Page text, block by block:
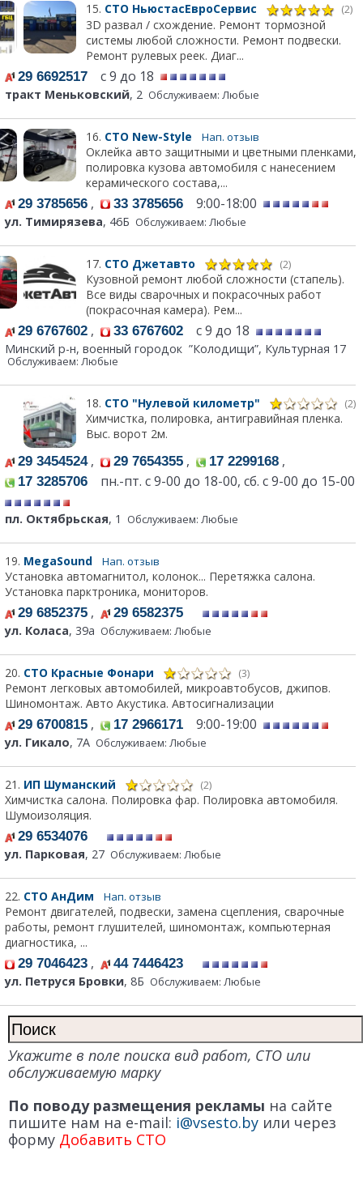
15. СТО НьюстасЕвроСервис (2)
3D развал / схождение. Ремонт тормозной
системы любой сложности. Ремонт подвески.
Ремонт рулевых реек. Диаг...
29 6692517 с 9 до 18
тракт Меньковский, 2 Обслуживаем: Любые
16. СТО New-Style Нап. отзыв
Оклейка авто защитными и цветными пленками,
полировка кузова автомобиля с нанесением
керамического состава,...
29 3785656 , 33 3785656 9:00-18:00
ул. Тимирязева, 46Б Обслуживаем: Любые
17. СТО Джетавто (2)
Кузовной ремонт любой сложности (стапель).
Все виды сварочных и покрасочных работ
(покрасочная камера). Рем...
29 6767602 , 33 6767602 с 9 до 18
Минский р-н, военный городок ”Колодищи”, Культурная 17
Обслуживаем: Любые
18. СТО "Нулевой километр" (2)
Химчистка, полировка, антигравийная пленка.
Выс. ворот 2м.
29 3454524, 29 7654355 , 17 2299168 ,
17 3285706 пн.-пт. с 9-00 до 18-00, сб. с 9-00 до 15-00
пл. Октябрьская, 1 Обслуживаем: Любые
19. MegaSound Нап. отзыв
Установка автомагнитол, колонок... Перетяжка салона.
Установка парктроника, мониторов.
29 6852375 ,
29 6582375
ул. Коласа, 39а Обслуживаем: Любые
20. СТО Красные Фонари (3)
Ремонт легковых автомобилей, микроавтобусов, джипов.
Шиномонтаж. Авто Акустика. Автосигнализации
29 6700815 , 17 2966171 9:00-19:00
ул. Гикало, 7А Обслуживаем: Любые
21. ИП Шуманский (2)
Химчистка салона. Полировка фар. Полировка автомобиля.
Шумоизоляция.
29 6534076
ул. Парковая, 27 Обслуживаем: Любые
22. СТО АнДим Нап. отзыв
Ремонт двигателей, подвески, замена сцепления, сварочные
работы, ремонт глушителей, шиномонтаж, компьютерная
диагностика, ...
29 7046423 ,
44 7446423
ул. Петруся Бровки, 8Б Обслуживаем: Любые
Укажите в поле поиска вид работ, СТО или
обслуживаемую марку
По поводу размещения рекламы на сайте
пишите нам на e-mail: i@vsesto.by или через
форму Добавить СТО